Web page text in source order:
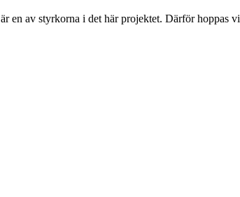
en av styrkorna i det här projektet. Därför hoppas